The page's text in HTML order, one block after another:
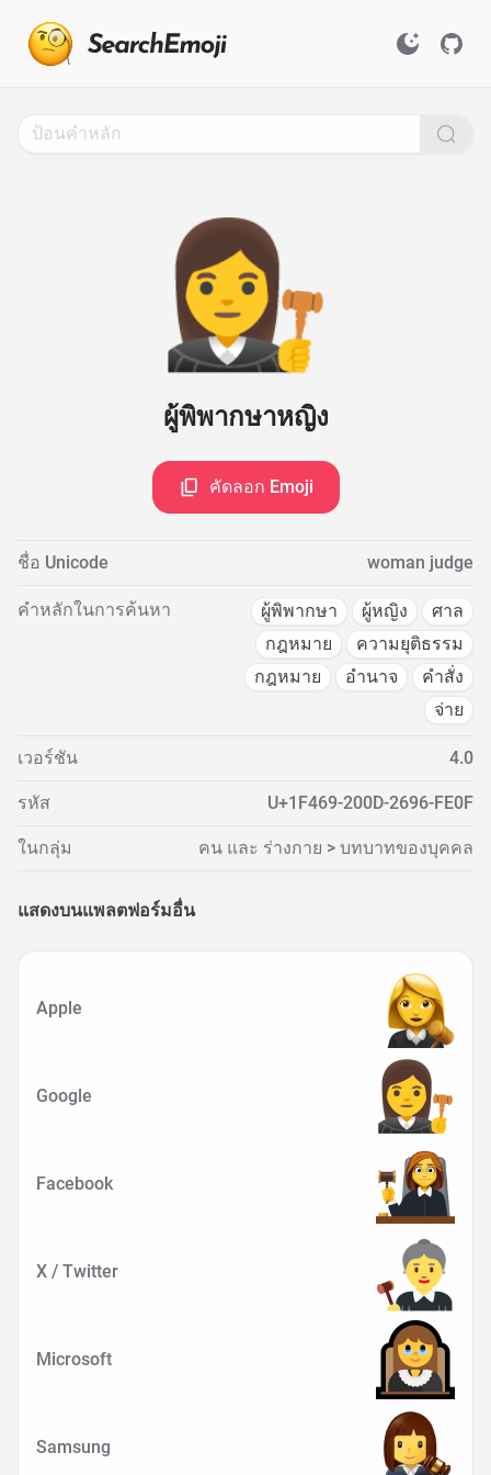
👩‍⚖️
ผู้พิพากษาหญิง
คัดลอก Emoji
ชื่อ Unicode woman judge
คำหลักในการค้นหา ผู้พิพากษา ผู้หญิง
ศาล
กฎหมาย
ความยุติธรรม
กฎหมาย
อำนาจ
คำสั่ง
จ่าย
เวอร์ชัน 4.0
รหัส U+1F469-200D-2696-FE0F
ในกลุ่ม คน และ ร่างกาย > บทบาทของบุคคล
แสดงบนแพลตฟอร์มอื่น
Apple
Google
Facebook
X / Twitter
Microsoft
Samsung